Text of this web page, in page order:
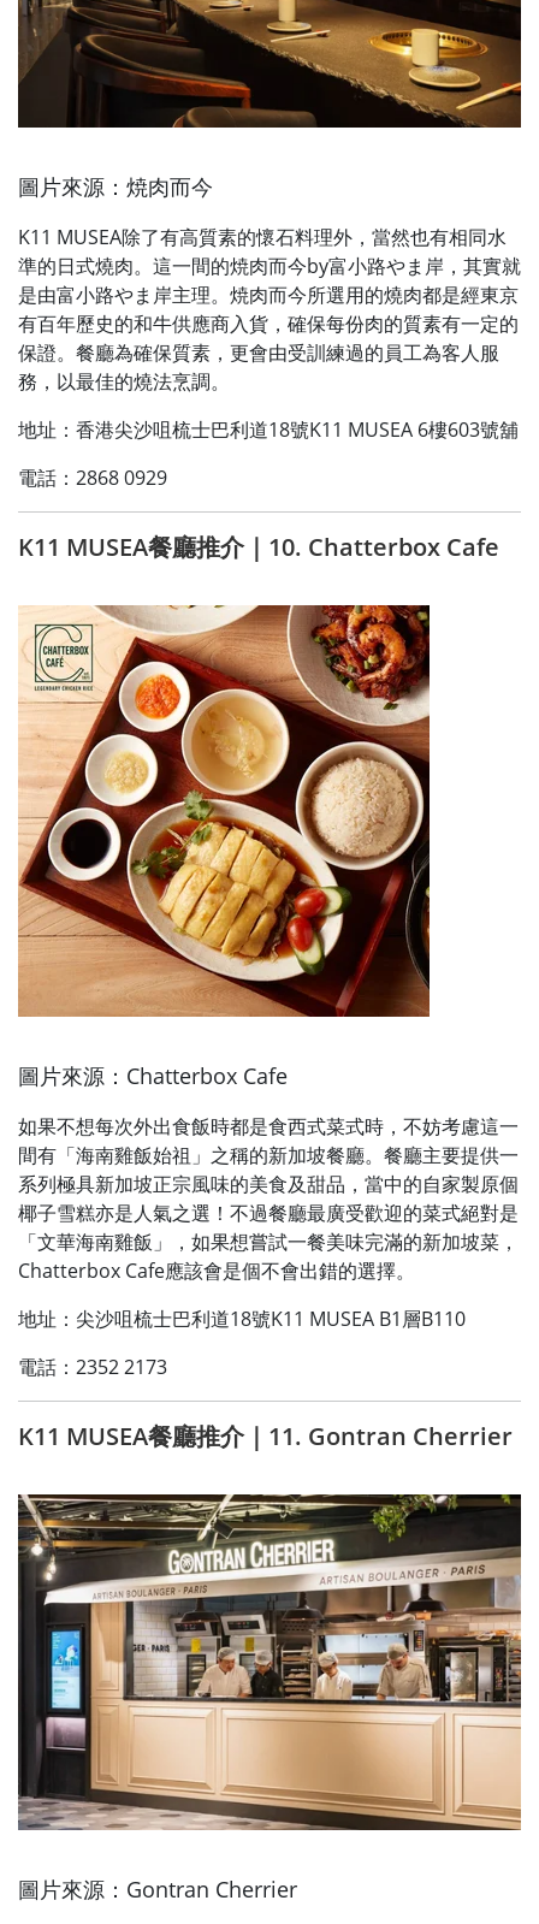
圖片來源：焼肉而今
K11 MUSEA除了有高質素的懷石料理外，當然也有相同水
準的日式燒肉。這一間的焼肉而今by富小路やま岸，其實就
是由富小路やま岸主理。焼肉而今所選用的燒肉都是經東京
有百年歷史的和牛供應商入貨，確保每份肉的質素有一定的
保證。餐廳為確保質素，更會由受訓練過的員工為客人服
務，以最佳的燒法烹調。
地址：香港尖沙咀梳士巴利道18號K11 MUSEA 6樓603號舖
電話：2868 0929
K11 MUSEA餐廳推介｜10. Chatterbox Cafe
圖片來源：Chatterbox Cafe
如果不想每次外出食飯時都是食西式菜式時，不妨考慮這一
間有「海南雞飯始祖」之稱的新加坡餐廳。餐廳主要提供一
系列極具新加坡正宗風味的美食及甜品，當中的自家製原個
椰子雪糕亦是人氣之選！不過餐廳最廣受歡迎的菜式絕對是
「文華海南雞飯」，如果想嘗試一餐美味完滿的新加坡菜，
Chatterbox Cafe應該會是個不會出錯的選擇。
地址：尖沙咀梳士巴利道18號K11 MUSEA B1層B110
電話：2352 2173
K11 MUSEA餐廳推介｜11. Gontran Cherrier
圖片來源：Gontran Cherrier